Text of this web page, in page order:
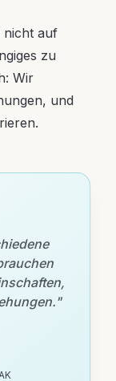
nicht auf
zu
Wir
und
"